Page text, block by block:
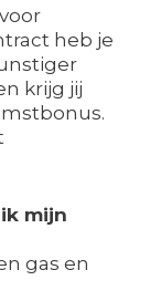
heb je
krijg jij
mijn
gas en